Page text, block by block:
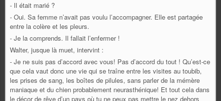
- Il était marié ?
- Oui. Sa femme n’avait pas voulu l’accompagner. Elle est partagée
entre la colère et les pleurs.
- Je la comprends. Il fallait l’enfermer !
Walter, jusque là muet, intervint :
- Je ne suis pas d’accord avec vous! Pas d’accord du tout ! Qu’est-ce
que cela vaut donc une vie qui se traîne entre les visites au toubib,
les prises de sang, les boîtes de pilules, sans parler de la mémère
maniaque et du chien probablement neurasthénique! Et tout cela dans
le décor de rêve d’un pays où tu ne peux pas mettre le nez dehors